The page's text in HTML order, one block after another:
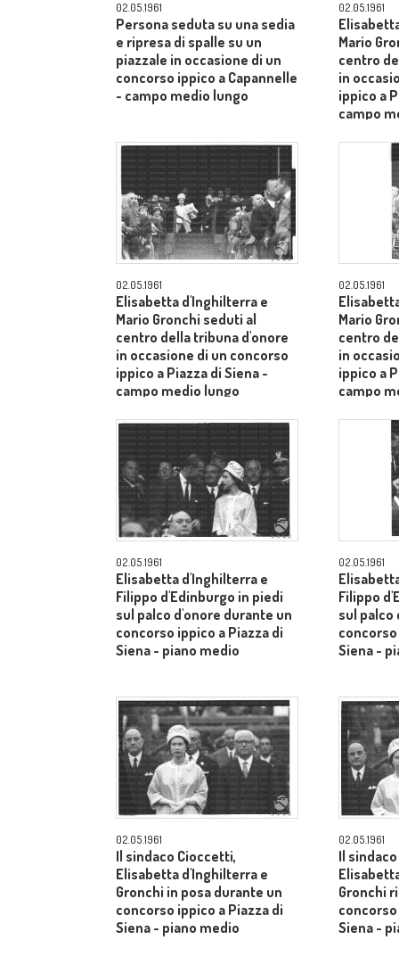
02.05.1961
Persona seduta su una sedia
e ripresa di spalle su un
piazzale in occasione di un
concorso ippico a Capannelle
- campo medio lungo
02.05.1961
Mario
centro
in
ippico a
campo
02.05.1961
Elisabetta d'Inghilterra e
Mario Gronchi seduti al
centro della tribuna d'onore
in occasione di un concorso
ippico a Piazza di Siena -
campo medio lungo
02.05.1961
Mario
centro
in
ippico a
campo
02.05.1961
Elisabetta d'Inghilterra e
Filippo d'Edinburgo in piedi
sul palco d'onore durante un
concorso ippico a Piazza di
Siena - piano medio
02.05.1961
Filippo
sul palco
Siena -
02.05.1961
Il sindaco Cioccetti,
Elisabetta d'Inghilterra e
Gronchi in posa durante un
concorso ippico a Piazza di
Siena - piano medio
02.05.1961
Il
Gronchi
Siena -